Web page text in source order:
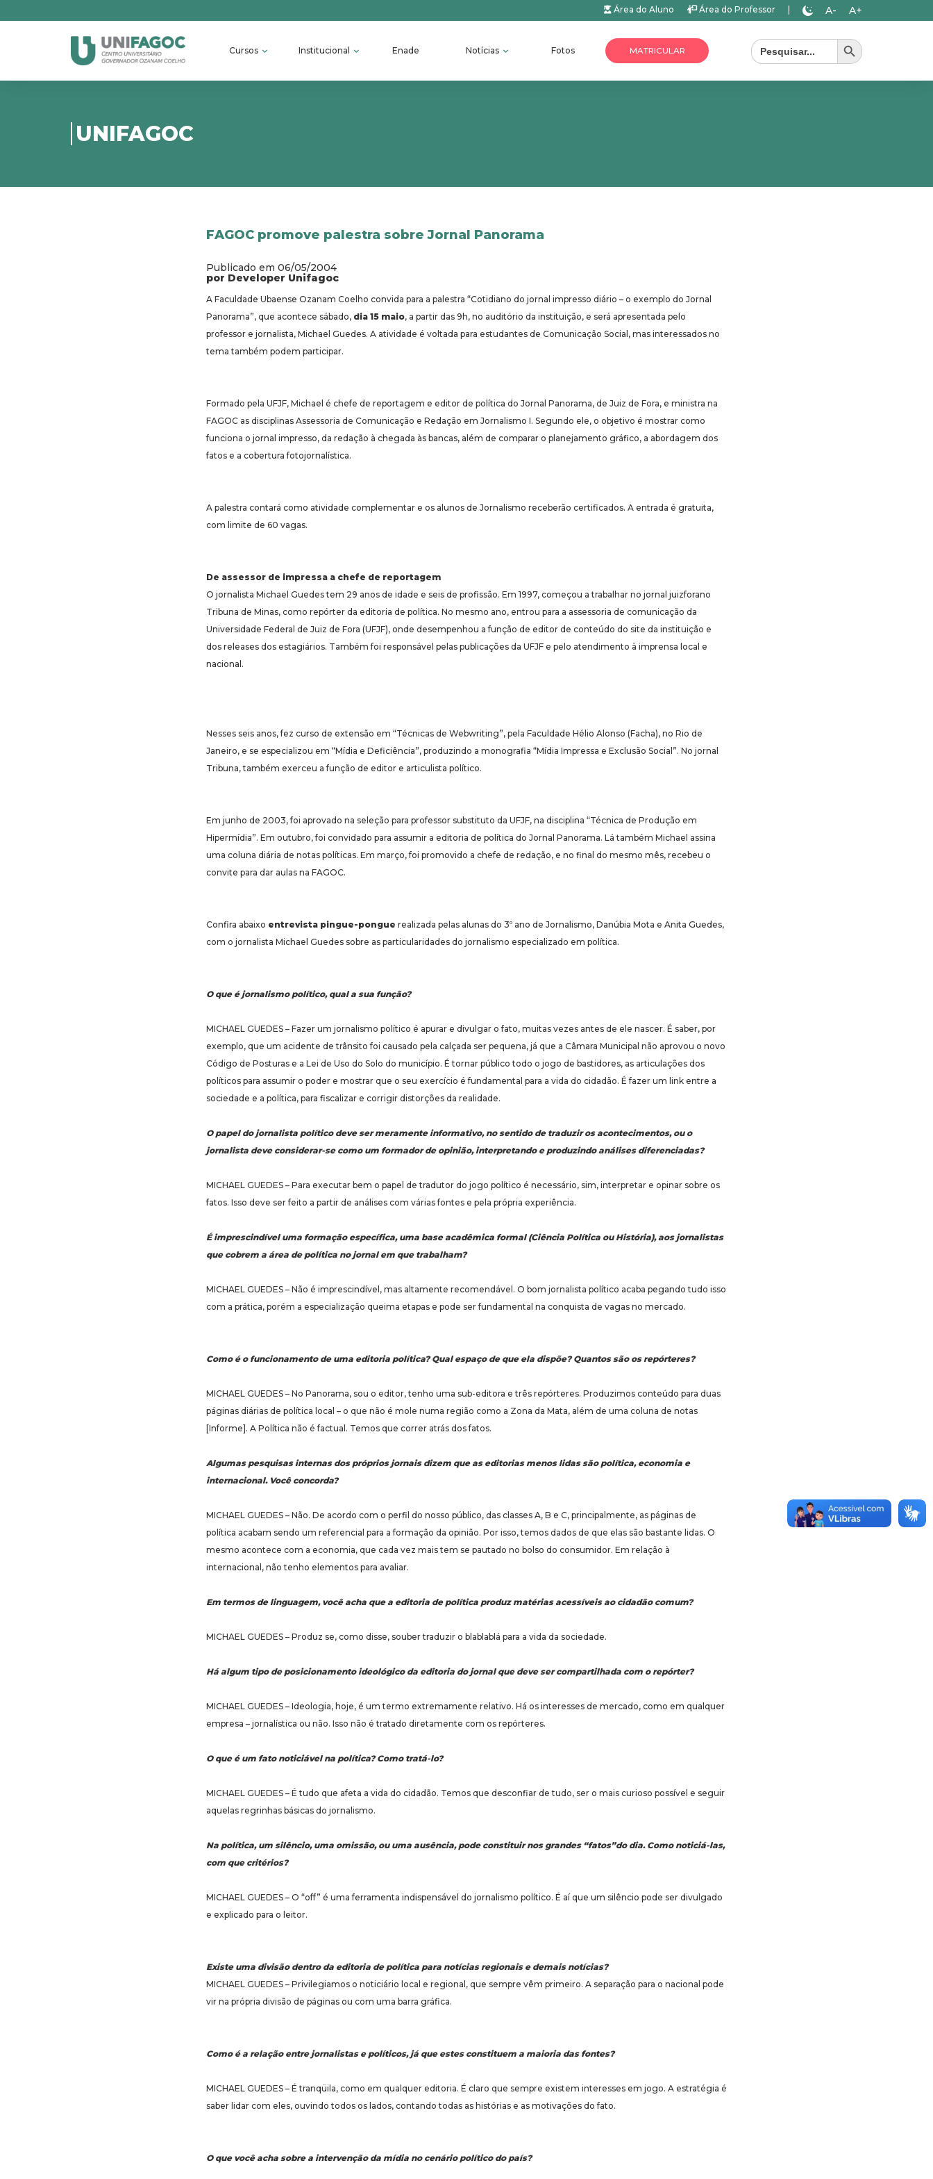
Área do Aluno Área do Professor A- A+
Cursos Institucional Enade Notícias Fotos MATRICULAR
Search
for:
Search Button
UNIFAGOC
FAGOC promove palestra sobre Jornal Panorama
Publicado em 06/05/2004
por Developer Unifagoc
A Faculdade Ubaense Ozanam Coelho convida para a palestra “Cotidiano do jornal impresso diário – o exemplo do Jornal
Panorama”, que acontece sábado, dia 15 maio, a partir das 9h, no auditório da instituição, e será apresentada pelo
professor e jornalista, Michael Guedes. A atividade é voltada para estudantes de Comunicação Social, mas interessados no
tema também podem participar.
Formado pela UFJF, Michael é chefe de reportagem e editor de política do Jornal Panorama, de Juiz de Fora, e ministra na
FAGOC as disciplinas Assessoria de Comunicação e Redação em Jornalismo I. Segundo ele, o objetivo é mostrar como
funciona o jornal impresso, da redação à chegada às bancas, além de comparar o planejamento gráfico, a abordagem dos
fatos e a cobertura fotojornalística.
A palestra contará como atividade complementar e os alunos de Jornalismo receberão certificados. A entrada é gratuita,
com limite de 60 vagas.
De assessor de impressa a chefe de reportagem
O jornalista Michael Guedes tem 29 anos de idade e seis de profissão. Em 1997, começou a trabalhar no jornal juizforano
Tribuna de Minas, como repórter da editoria de política. No mesmo ano, entrou para a assessoria de comunicação da
Universidade Federal de Juiz de Fora (UFJF), onde desempenhou a função de editor de conteúdo do site da instituição e
dos releases dos estagiários. Também foi responsável pelas publicações da UFJF e pelo atendimento à imprensa local e
nacional.
Nesses seis anos, fez curso de extensão em “Técnicas de Webwriting”, pela Faculdade Hélio Alonso (Facha), no Rio de
Janeiro, e se especializou em “Mídia e Deficiência”, produzindo a monografia “Mídia Impressa e Exclusão Social”. No jornal
Tribuna, também exerceu a função de editor e articulista político.
Em junho de 2003, foi aprovado na seleção para professor substituto da UFJF, na disciplina “Técnica de Produção em
Hipermídia”. Em outubro, foi convidado para assumir a editoria de política do Jornal Panorama. Lá também Michael assina
uma coluna diária de notas políticas. Em março, foi promovido a chefe de redação, e no final do mesmo mês, recebeu o
convite para dar aulas na FAGOC.
Confira abaixo entrevista pingue-pongue realizada pelas alunas do 3º ano de Jornalismo, Danúbia Mota e Anita Guedes,
com o jornalista Michael Guedes sobre as particularidades do jornalismo especializado em política.
O que é jornalismo político, qual a sua função?
MICHAEL GUEDES – Fazer um jornalismo político é apurar e divulgar o fato, muitas vezes antes de ele nascer. É saber, por
exemplo, que um acidente de trânsito foi causado pela calçada ser pequena, já que a Câmara Municipal não aprovou o novo
Código de Posturas e a Lei de Uso do Solo do município. É tornar público todo o jogo de bastidores, as articulações dos
políticos para assumir o poder e mostrar que o seu exercício é fundamental para a vida do cidadão. É fazer um link entre a
sociedade e a política, para fiscalizar e corrigir distorções da realidade.
O papel do jornalista político deve ser meramente informativo, no sentido de traduzir os acontecimentos, ou o
jornalista deve considerar-se como um formador de opinião, interpretando e produzindo análises diferenciadas?
MICHAEL GUEDES – Para executar bem o papel de tradutor do jogo político é necessário, sim, interpretar e opinar sobre os
fatos. Isso deve ser feito a partir de análises com várias fontes e pela própria experiência.
É imprescindível uma formação específica, uma base acadêmica formal (Ciência Política ou História), aos jornalistas
que cobrem a área de política no jornal em que trabalham?
MICHAEL GUEDES – Não é imprescindível, mas altamente recomendável. O bom jornalista político acaba pegando tudo isso
com a prática, porém a especialização queima etapas e pode ser fundamental na conquista de vagas no mercado.
Como é o funcionamento de uma editoria política? Qual espaço de que ela dispõe? Quantos são os repórteres?
MICHAEL GUEDES – No Panorama, sou o editor, tenho uma sub-editora e três repórteres. Produzimos conteúdo para duas
páginas diárias de política local – o que não é mole numa região como a Zona da Mata, além de uma coluna de notas
[Informe]. A Política não é factual. Temos que correr atrás dos fatos.
Algumas pesquisas internas dos próprios jornais dizem que as editorias menos lidas são política, economia e
internacional. Você concorda?
MICHAEL GUEDES – Não. De acordo com o perfil do nosso público, das classes A, B e C, principalmente, as páginas de
política acabam sendo um referencial para a formação da opinião. Por isso, temos dados de que elas são bastante lidas. O
mesmo acontece com a economia, que cada vez mais tem se pautado no bolso do consumidor. Em relação à
internacional, não tenho elementos para avaliar.
Em termos de linguagem, você acha que a editoria de política produz matérias acessíveis ao cidadão comum?
MICHAEL GUEDES – Produz se, como disse, souber traduzir o blablablá para a vida da sociedade.
Há algum tipo de posicionamento ideológico da editoria do jornal que deve ser compartilhada com o repórter?
MICHAEL GUEDES – Ideologia, hoje, é um termo extremamente relativo. Há os interesses de mercado, como em qualquer
empresa – jornalística ou não. Isso não é tratado diretamente com os repórteres.
O que é um fato noticiável na política? Como tratá-lo?
MICHAEL GUEDES – É tudo que afeta a vida do cidadão. Temos que desconfiar de tudo, ser o mais curioso possível e seguir
aquelas regrinhas básicas do jornalismo.
Na política, um silêncio, uma omissão, ou uma ausência, pode constituir nos grandes “fatos”do dia. Como noticiá-las,
com que critérios?
MICHAEL GUEDES – O “off” é uma ferramenta indispensável do jornalismo político. É aí que um silêncio pode ser divulgado
e explicado para o leitor.
Existe uma divisão dentro da editoria de política para notícias regionais e demais notícias?
MICHAEL GUEDES – Privilegiamos o noticiário local e regional, que sempre vêm primeiro. A separação para o nacional pode
vir na própria divisão de páginas ou com uma barra gráfica.
Como é a relação entre jornalistas e políticos, já que estes constituem a maioria das fontes?
MICHAEL GUEDES – É tranqüila, como em qualquer editoria. É claro que sempre existem interesses em jogo. A estratégia é
saber lidar com eles, ouvindo todos os lados, contando todas as histórias e as motivações do fato.
O que você acha sobre a intervenção da mídia no cenário político do país?